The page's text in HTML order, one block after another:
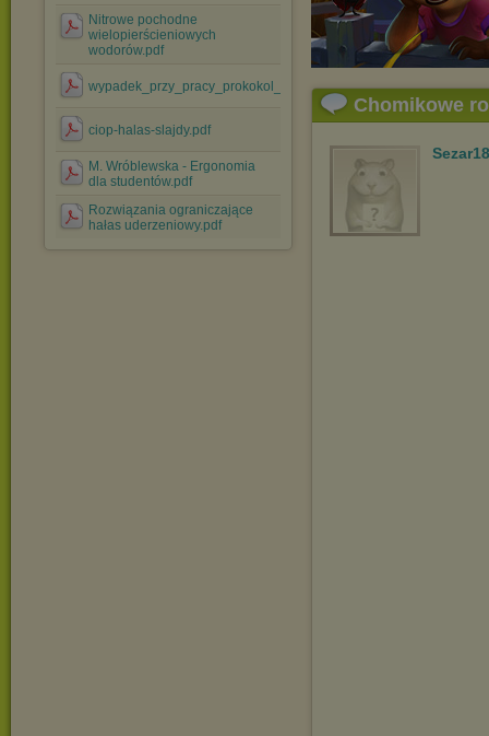
Nitrowe pochodne
wielopierścieniowych
wodorów.pdf
wypadek_przy_pracy_prokokol_wzor.pdf
ciop-halas-slajdy.pdf
M. Wróblewska - Ergonomia
dla studentów.pdf
Rozwiązania ograniczające
hałas uderzeniowy.pdf
Chomikowe
Sezar18